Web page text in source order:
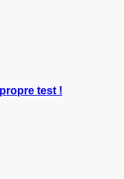
test !